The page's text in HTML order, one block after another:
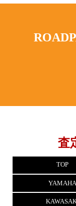
査
TOP
YAMAHA